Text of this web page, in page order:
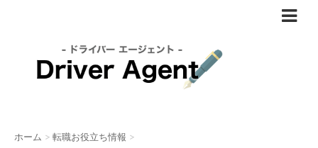
ホーム > 転職お役立ち情報 >